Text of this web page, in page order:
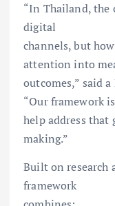
“In Thailand, the
digital
channels, but
attention into
outcomes,” said
“Our framework
help address that
making.”
Built on research
framework